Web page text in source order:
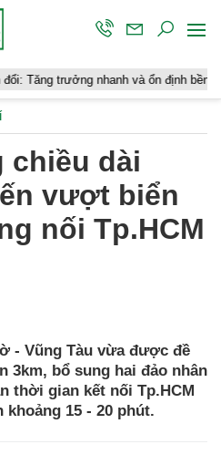
nhanh và ổn định bền vững
chiều dài
vượt biển
nối Tp.HCM
- Vũng Tàu vừa được đề
3km, bổ sung hai đảo nhân
thời gian kết nối Tp.HCM
15 - 20 phút.